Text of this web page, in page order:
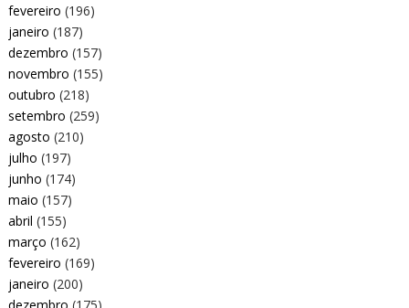
fevereiro (196)
janeiro (187)
dezembro (157)
novembro (155)
outubro (218)
setembro (259)
agosto (210)
julho (197)
junho (174)
maio (157)
abril (155)
março (162)
fevereiro (169)
janeiro (200)
dezembro (175)